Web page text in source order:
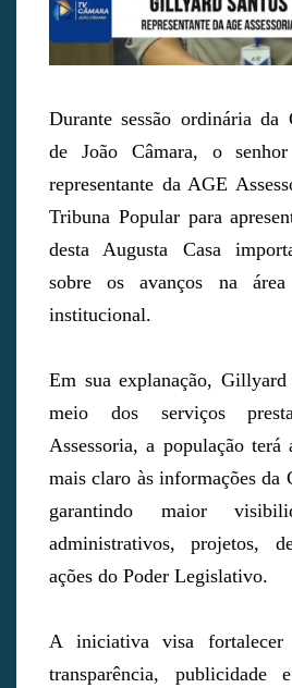
Durante sessão ordinária da
de João Câmara, o
representante da AGE
Tribuna Popular para
desta Augusta Casa
sobre os avanços na área
institucional.
Em sua explanação,
meio dos serviços
Assessoria, a população terá
mais claro às informações da
garantindo maior
administrativos, projetos,
ações do Poder Legislativo.
A iniciativa visa
transparência, publicidade